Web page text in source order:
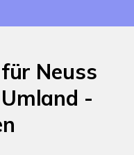
Neuss
-